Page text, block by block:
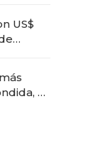
US$
el